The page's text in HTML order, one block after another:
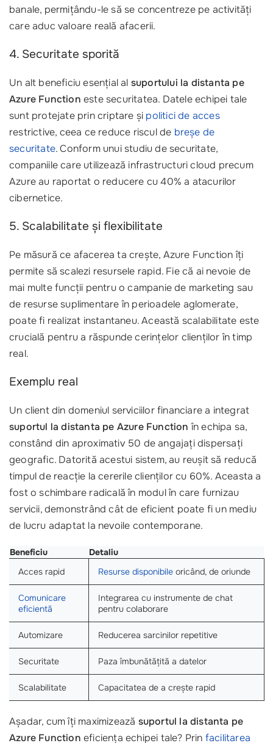
banale, permițându-le să se concentreze pe activități
care aduc valoare reală afacerii.
4. Securitate sporită
Un alt beneficiu esențial al suportului la distanta pe
Azure Function este securitatea. Datele echipei tale
sunt protejate prin criptare și politici de acces
restrictive, ceea ce reduce riscul de breșe de
securitate. Conform unui studiu de securitate,
companiile care utilizează infrastructuri cloud precum
Azure au raportat o reducere cu 40% a atacurilor
cibernetice.
5. Scalabilitate și flexibilitate
Pe măsură ce afacerea ta crește, Azure Function îți
permite să scalezi resursele rapid. Fie că ai nevoie de
mai multe funcții pentru o campanie de marketing sau
de resurse suplimentare în perioadele aglomerate,
poate fi realizat instantaneu. Această scalabilitate este
crucială pentru a răspunde cerințelor clienților în timp
real.
Exemplu real
Un client din domeniul serviciilor financiare a integrat
suportul la distanta pe Azure Function în echipa sa,
constând din aproximativ 50 de angajați dispersați
geografic. Datorită acestui sistem, au reușit să reducă
timpul de reacție la cererile clienților cu 60%. Aceasta a
fost o schimbare radicală în modul în care furnizau
servicii, demonstrând cât de eficient poate fi un mediu
de lucru adaptat la nevoile contemporane.
Beneficiu
Detaliu
Acces rapid
Resurse disponibile oricând, de oriunde
Comunicare
eficientă
Integrarea cu instrumente de chat
pentru colaborare
Automizare Reducerea sarcinilor repetitive
Securitate Paza îmbunătățită a datelor
Scalabilitate Capacitatea de a crește rapid
Așadar, cum îți maximizează suportul la distanta pe
Azure Function eficiența echipei tale? Prin facilitarea